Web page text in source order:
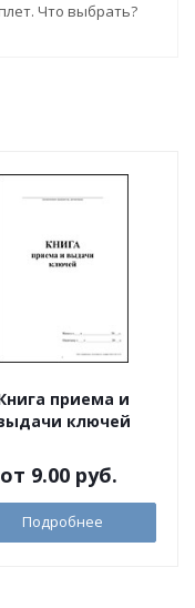
Что выбрать?
приема и
ключей
от 9.00 руб.
Подробнее